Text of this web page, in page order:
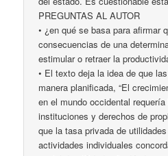
PREGUNTAS AL AUTOR
• ¿en qué se basa para afirmar
consecuencias de una
estimular o retraer la
• El texto deja la idea de que
manera planificada, “El
en el mundo occidental
instituciones y derechos de
que la tasa privada de
actividades individuales